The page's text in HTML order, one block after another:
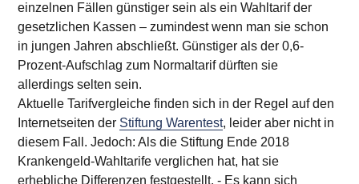
einzelnen Fällen günstiger sein als ein Wahltarif der
gesetzlichen Kassen – zumindest wenn man sie schon
in jungen Jahren abschließt. Günstiger als der 0,6-
Prozent-Aufschlag zum Normaltarif dürften sie
allerdings selten sein.
Aktuelle Tarifvergleiche finden sich in der Regel auf den
Internetseiten der Stiftung Warentest, leider aber nicht in
diesem Fall. Jedoch: Als die Stiftung Ende 2018
Krankengeld-Wahl­tarife verglichen hat, hat sie
erhebliche Differenzen festgestellt. - Es kann sich